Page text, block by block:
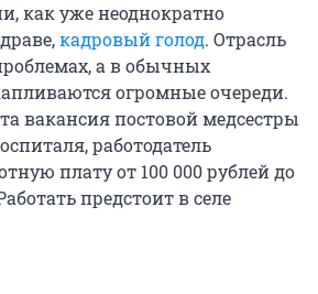
как уже неоднократно
кадровый голод. Отрасль
а в обычных
огромные очереди.
вакансия постовой медсестры
работодатель
плату от 100 000 рублей до
предстоит в селе